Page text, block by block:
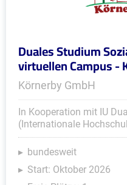
Duales Studium
virtuellen Campus -
Körnerby GmbH
In Kooperation mit IU
(Internationale
bundesweit
Start: Oktober 2026